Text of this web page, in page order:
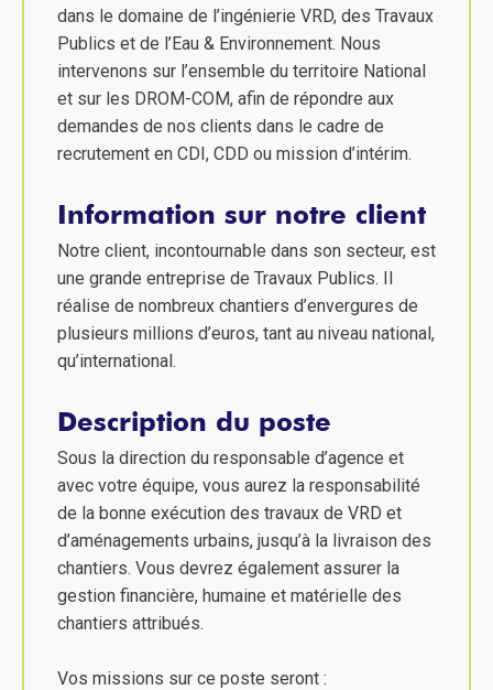
dans le domaine de l’ingénierie VRD, des Travaux
Publics et de l’Eau & Environnement. Nous
intervenons sur l’ensemble du territoire National
et sur les DROM-COM, afin de répondre aux
demandes de nos clients dans le cadre de
recrutement en CDI, CDD ou mission d’intérim.
Information sur notre client
Notre client, incontournable dans son secteur, est
une grande entreprise de Travaux Publics. Il
réalise de nombreux chantiers d’envergures de
plusieurs millions d’euros, tant au niveau national,
qu’international.
Description du poste
Sous la direction du responsable d’agence et
avec votre équipe, vous aurez la responsabilité
de la bonne exécution des travaux de VRD et
d’aménagements urbains, jusqu’à la livraison des
chantiers. Vous devrez également assurer la
gestion financière, humaine et matérielle des
chantiers attribués.
Vos missions sur ce poste seront :